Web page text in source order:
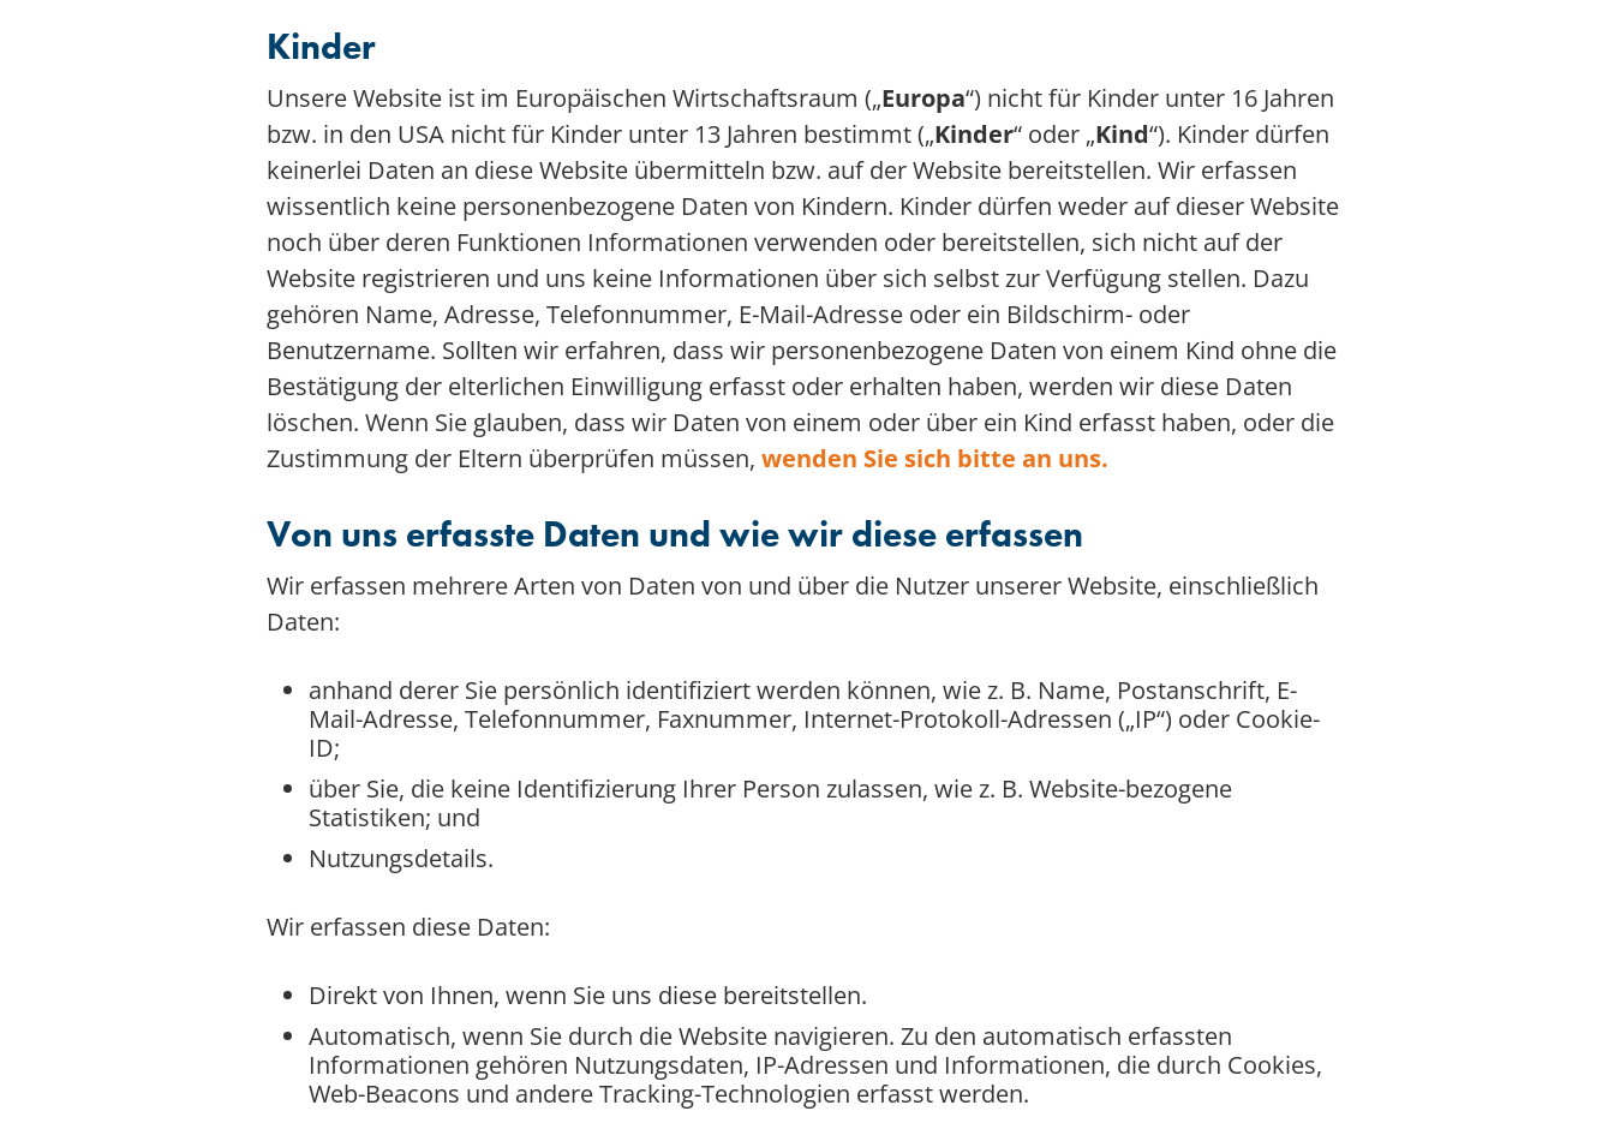
Kinder
Unsere Website ist im Europäischen Wirtschaftsraum („Europa“) nicht für Kinder unter 16 Jahren
bzw. in den USA nicht für Kinder unter 13 Jahren bestimmt („Kinder“ oder „Kind“). Kinder dürfen
keinerlei Daten an diese Website übermitteln bzw. auf der Website bereitstellen. Wir erfassen
wissentlich keine personenbezogene Daten von Kindern. Kinder dürfen weder auf dieser Website
noch über deren Funktionen Informationen verwenden oder bereitstellen, sich nicht auf der
Website registrieren und uns keine Informationen über sich selbst zur Verfügung stellen. Dazu
gehören Name, Adresse, Telefonnummer, E-Mail-Adresse oder ein Bildschirm- oder
Benutzername. Sollten wir erfahren, dass wir personenbezogene Daten von einem Kind ohne die
Bestätigung der elterlichen Einwilligung erfasst oder erhalten haben, werden wir diese Daten
löschen. Wenn Sie glauben, dass wir Daten von einem oder über ein Kind erfasst haben, oder die
Zustimmung der Eltern überprüfen müssen, wenden Sie sich bitte an uns.
Von uns erfasste Daten und wie wir diese erfassen
Wir erfassen mehrere Arten von Daten von und über die Nutzer unserer Website, einschließlich
Daten:
anhand derer Sie persönlich identifiziert werden können, wie z. B. Name, Postanschrift, E-
Mail-Adresse, Telefonnummer, Faxnummer, Internet-Protokoll-Adressen („IP“) oder Cookie-
ID;
über Sie, die keine Identifizierung Ihrer Person zulassen, wie z. B. Website-bezogene
Statistiken; und
Nutzungsdetails.
Wir erfassen diese Daten:
Direkt von Ihnen, wenn Sie uns diese bereitstellen.
Automatisch, wenn Sie durch die Website navigieren. Zu den automatisch erfassten
Informationen gehören Nutzungsdaten, IP-Adressen und Informationen, die durch Cookies,
Web-Beacons und andere Tracking-Technologien erfasst werden.